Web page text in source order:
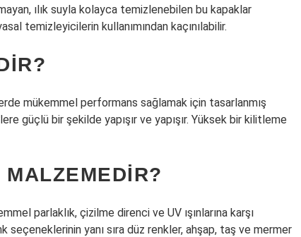
ılık suyla kolayca temizlenebilen bu kapaklar
temizleyicilerin kullanımından kaçınılabilir.
mükemmel performans sağlamak için tasarlanmış
güçlü bir şekilde yapışır ve yapışır. Yüksek bir kilitleme
parlaklık, çizilme direnci ve UV ışınlarına karşı
seçeneklerinin yanı sıra düz renkler, ahşap, taş ve mermer